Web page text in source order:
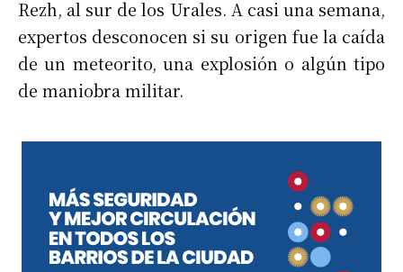
Rezh, al sur de los Urales. A casi una semana,
expertos desconocen si su origen fue la caída
de un meteorito, una explosión o algún tipo
de maniobra militar.